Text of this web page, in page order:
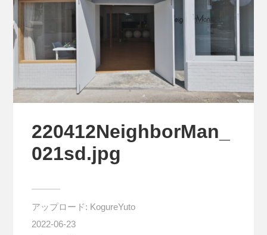
220412NeighborMan_
021sd.jpg
アップロード: KogureYuto
2022-06-23